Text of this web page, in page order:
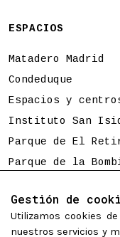
Gestión de
Utilizamos cookies
nuestros servicios y
ESPACIOS
Matadero Madrid
Condeduque
Espacios y
Instituto San
Parque de El
Parque de la